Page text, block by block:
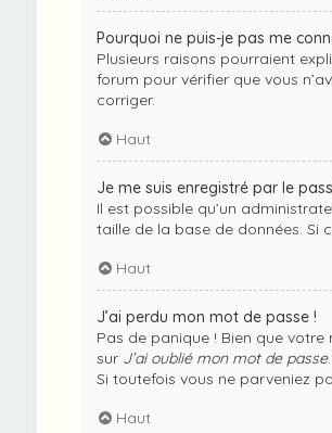
Pourquoi ne puis-je pas me
Plusieurs raisons pourraient
forum pour vérifier que vous
corriger.
Haut
Je me suis enregistré par le
Il est possible qu’un
taille de la base de données. Si
Haut
J’ai perdu mon mot de passe !
Pas de panique ! Bien que
sur J’ai oublié mon mot de passe
Si toutefois vous ne parveniez
Haut